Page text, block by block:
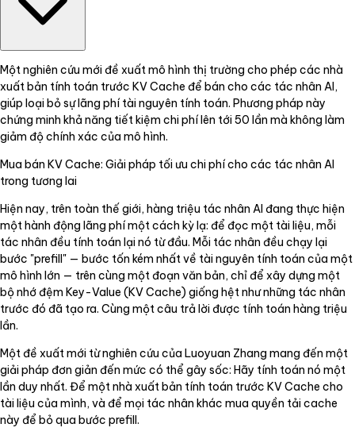
Một nghiên cứu mới đề xuất mô hình thị trường cho phép các nhà
xuất bản tính toán trước KV Cache để bán cho các tác nhân AI,
giúp loại bỏ sự lãng phí tài nguyên tính toán. Phương pháp này
chứng minh khả năng tiết kiệm chi phí lên tới 50 lần mà không làm
giảm độ chính xác của mô hình.
Mua bán KV Cache: Giải pháp tối ưu chi phí cho các tác nhân AI
trong tương lai
Hiện nay, trên toàn thế giới, hàng triệu tác nhân AI đang thực hiện
một hành động lãng phí một cách kỳ lạ: để đọc một tài liệu, mỗi
tác nhân đều tính toán lại nó từ đầu. Mỗi tác nhân đều chạy lại
bước "prefill" — bước tốn kém nhất về tài nguyên tính toán của một
mô hình lớn — trên cùng một đoạn văn bản, chỉ để xây dựng một
bộ nhớ đệm Key-Value (KV Cache) giống hệt như những tác nhân
trước đó đã tạo ra. Cùng một câu trả lời được tính toán hàng triệu
lần.
Một đề xuất mới từ nghiên cứu của Luoyuan Zhang mang đến một
giải pháp đơn giản đến mức có thể gây sốc: Hãy tính toán nó một
lần duy nhất. Để một nhà xuất bản tính toán trước KV Cache cho
tài liệu của mình, và để mọi tác nhân khác mua quyền tải cache
này để bỏ qua bước prefill.